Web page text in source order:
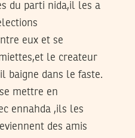
du parti nida,il les a
eux et se
le createur
baigne dans le faste.
mettre en
ennahda ,ils les
des amis